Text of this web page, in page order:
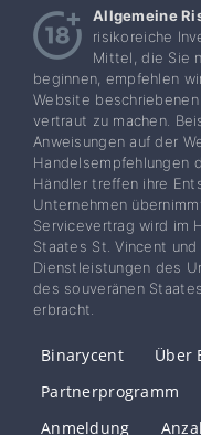
Allgemeine
risikoreiche
Mittel, die Sie
beginnen, empfehlen
Website
vertraut zu machen.
Anweisungen auf der
Handelsempfehlungen
Händler treffen ihre
Unternehmen
Servicevertrag wird im
Staates St. Vincent
Dienstleistungen des
des souveränen
erbracht.
Binarycent
Über
Partnerprogramm
Anmeldung